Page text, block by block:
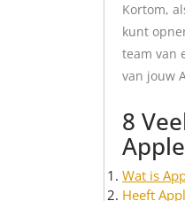
Kortom,
kunt
team van
van jouw
8
Wat is
Heeft